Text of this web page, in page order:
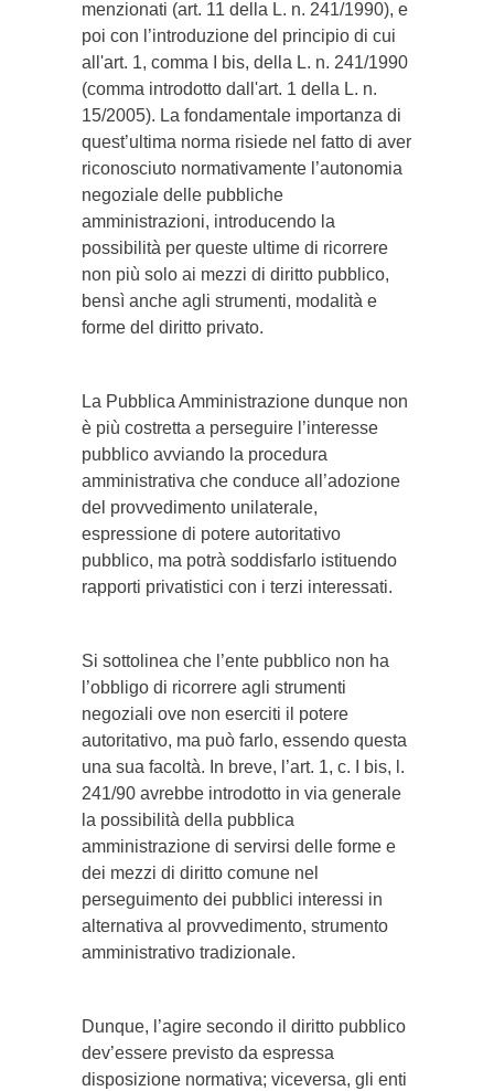
menzionati (art. 11 della L. n. 241/1990), e
poi con l’introduzione del principio di cui
all'art. 1, comma I bis, della L. n. 241/1990
(comma introdotto dall'art. 1 della L. n.
15/2005). La fondamentale importanza di
quest’ultima norma risiede nel fatto di aver
riconosciuto normativamente l’autonomia
negoziale delle pubbliche
amministrazioni, introducendo la
possibilità per queste ultime di ricorrere
non più solo ai mezzi di diritto pubblico,
bensì anche agli strumenti, modalità e
forme del diritto privato.
La Pubblica Amministrazione dunque non
è più costretta a perseguire l’interesse
pubblico avviando la procedura
amministrativa che conduce all’adozione
del provvedimento unilaterale,
espressione di potere autoritativo
pubblico, ma potrà soddisfarlo istituendo
rapporti privatistici con i terzi interessati.
Si sottolinea che l’ente pubblico non ha
l’obbligo di ricorrere agli strumenti
negoziali ove non eserciti il potere
autoritativo, ma può farlo, essendo questa
una sua facoltà. In breve, l’art. 1, c. I bis, l.
241/90 avrebbe introdotto in via generale
la possibilità della pubblica
amministrazione di servirsi delle forme e
dei mezzi di diritto comune nel
perseguimento dei pubblici interessi in
alternativa al provvedimento, strumento
amministrativo tradizionale.
Dunque, l’agire secondo il diritto pubblico
dev’essere previsto da espressa
disposizione normativa; viceversa, gli enti